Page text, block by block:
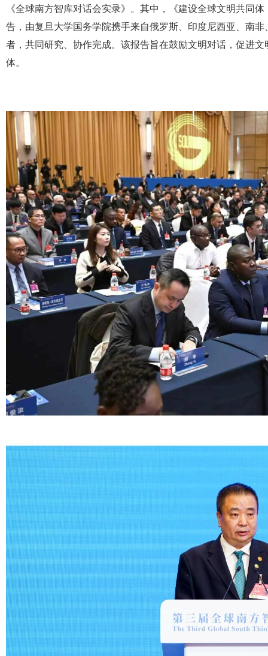
《全球南方智库对话会实录》。其中，《建设全球文明共同
告，由复旦大学国务学院携手来自俄罗斯、印度尼西亚、南
者，共同研究、协作完成。该报告旨在鼓励文明对话，促进
体。